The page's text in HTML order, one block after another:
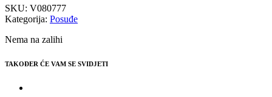
SKU: V080777
Kategorija: Posuđe
Nema na zalihi
TAKOĐER ĆE VAM SE SVIDJETI